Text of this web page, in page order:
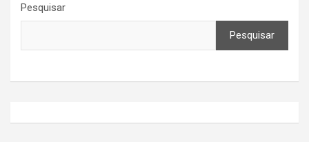
Pesquisar
Pesquisar